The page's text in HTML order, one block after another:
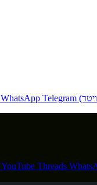
WhatsApp Telegram
YouTube Threads